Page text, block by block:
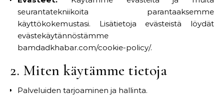
seurantatekniikoita parantaaksemme
käyttökokemustasi. Lisätietoja evästeistä löydät
evästekäytännöstämme
bamdadkhabar.com/cookie-policy/.
2. Miten käytämme tietoja
Palveluiden tarjoaminen ja hallinta.